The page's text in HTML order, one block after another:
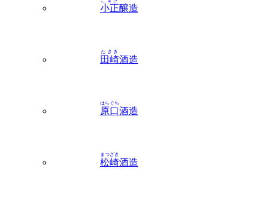
小正醸造
田崎
たさき
酒造
原口
はらぐち
酒造
松崎
まつざき
酒造